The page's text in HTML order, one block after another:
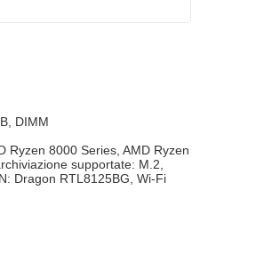
DIMM
Ryzen 8000 Series, AMD Ryzen
supportate: M.2,
Dragon RTL8125BG, Wi-Fi